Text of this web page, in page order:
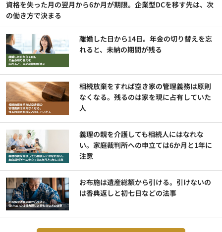
資格を失った月の翌月から6か月が期限。企業型DCを移す先は、次
の働き方で決まる
離婚した日から14日。年金の切り替えを忘
れると、未納の期間が残る
相続放棄をすれば空き家の管理義務は原則
なくなる。残るのは家を現に占有していた
人
義理の親を介護しても相続人にはなれな
い。家庭裁判所への申立ては6か月と1年に
注意
お布施は遺産総額から引ける。引けないの
は香典返しと初七日などの法事